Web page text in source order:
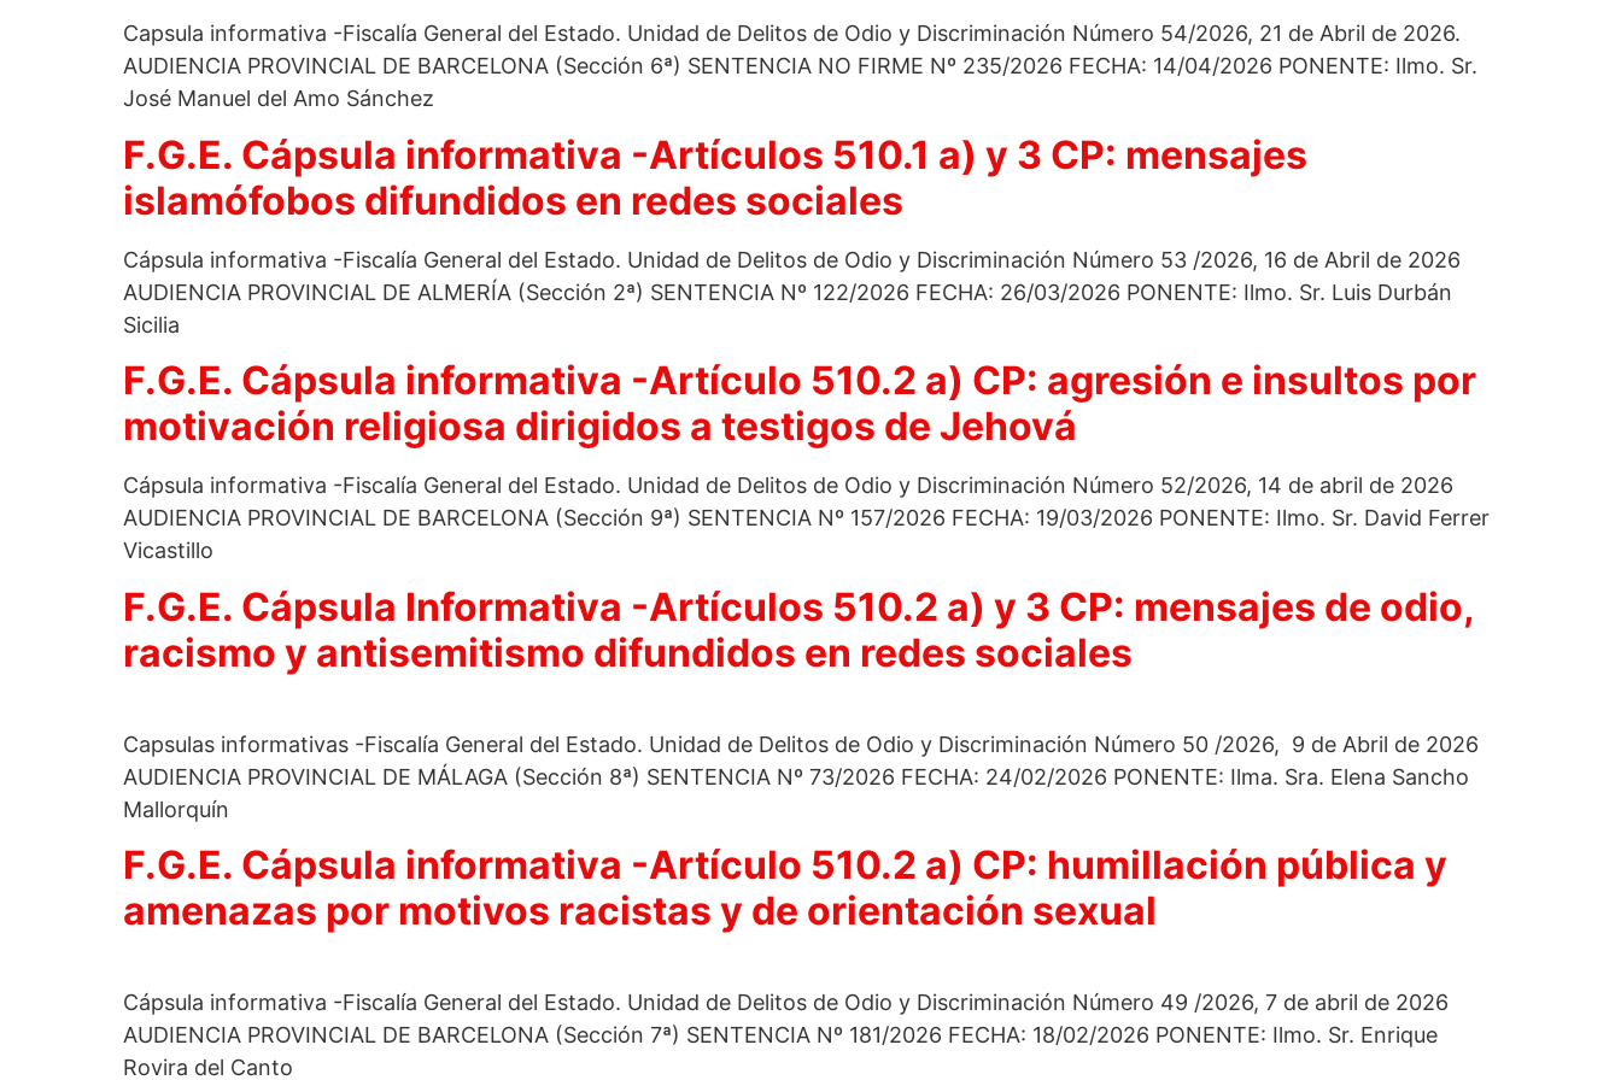
Capsula informativa -Fiscalía General del Estado. Unidad de Delitos de Odio y Discriminación Número 54/2026, 21 de Abril de 2026.
AUDIENCIA PROVINCIAL DE BARCELONA (Sección 6ª) SENTENCIA NO FIRME Nº 235/2026 FECHA: 14/04/2026 PONENTE: Ilmo. Sr.
José Manuel del Amo Sánchez
F.G.E. Cápsula informativa -Artículos 510.1 a) y 3 CP: mensajes
islamófobos difundidos en redes sociales
Cápsula informativa -Fiscalía General del Estado. Unidad de Delitos de Odio y Discriminación Número 53 /2026, 16 de Abril de 2026
AUDIENCIA PROVINCIAL DE ALMERÍA (Sección 2ª) SENTENCIA Nº 122/2026 FECHA: 26/03/2026 PONENTE: Ilmo. Sr. Luis Durbán
Sicilia
F.G.E. Cápsula informativa -Artículo 510.2 a) CP: agresión e insultos por
motivación religiosa dirigidos a testigos de Jehová
Cápsula informativa -Fiscalía General del Estado. Unidad de Delitos de Odio y Discriminación Número 52/2026, 14 de abril de 2026
AUDIENCIA PROVINCIAL DE BARCELONA (Sección 9ª) SENTENCIA Nº 157/2026 FECHA: 19/03/2026 PONENTE: Ilmo. Sr. David Ferrer
Vicastillo
F.G.E. Cápsula Informativa -Artículos 510.2 a) y 3 CP: mensajes de odio,
racismo y antisemitismo difundidos en redes sociales
Capsulas informativas -Fiscalía General del Estado. Unidad de Delitos de Odio y Discriminación Número 50 /2026, 9 de Abril de 2026
AUDIENCIA PROVINCIAL DE MÁLAGA (Sección 8ª) SENTENCIA Nº 73/2026 FECHA: 24/02/2026 PONENTE: Ilma. Sra. Elena Sancho
Mallorquín
F.G.E. Cápsula informativa -Artículo 510.2 a) CP: humillación pública y
amenazas por motivos racistas y de orientación sexual
Cápsula informativa -Fiscalía General del Estado. Unidad de Delitos de Odio y Discriminación Número 49 /2026, 7 de abril de 2026
AUDIENCIA PROVINCIAL DE BARCELONA (Sección 7ª) SENTENCIA Nº 181/2026 FECHA: 18/02/2026 PONENTE: Ilmo. Sr. Enrique
Rovira del Canto